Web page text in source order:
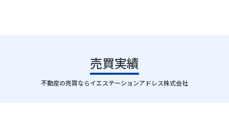
売買実績
｜
不動産の売買ならイエステーションアドレス株式会社